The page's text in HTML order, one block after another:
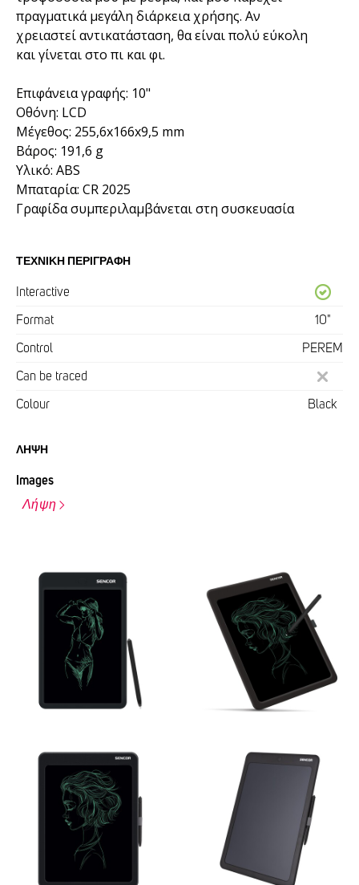
πραγματικά μεγάλη διάρκεια χρήσης. Αν
χρειαστεί αντικατάσταση, θα είναι πολύ εύκολη
και γίνεται στο πι και φι.
Επιφάνεια γραφής: 10"
Οθόνη: LCD
Μέγεθος: 255,6x166x9,5 mm
Βάρος: 191,6 g
Υλικό: ABS
Μπαταρία: CR 2025
Γραφίδα συμπεριλαμβάνεται στη συσκευασία
ΤΕΧΝΙΚΉ ΠΕΡΙΓΡΑΦΉ
Interactive
Format 10"
Control PEREM
Can be traced
Colour Black
ΛΉΨΗ
Images
Λήψη